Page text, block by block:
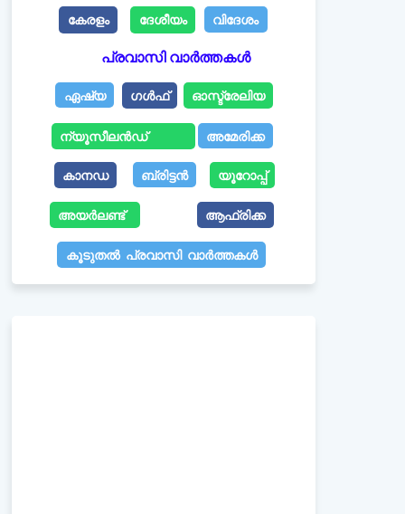
കേരളം ദേശീയം വിദേശം
പ്രവാസി വാർത്തകൾ
ഏഷ്യ ഗൾഫ് ഓസ്ട്രേലിയ
ന്യൂസീലൻഡ് അമേരിക്ക
കാനഡ ബ്രിട്ടൻ യൂറോപ്പ്
അയർലണ്ട് ആഫ്രിക്ക
കൂടുതൽ പ്രവാസി വാർത്തകൾ